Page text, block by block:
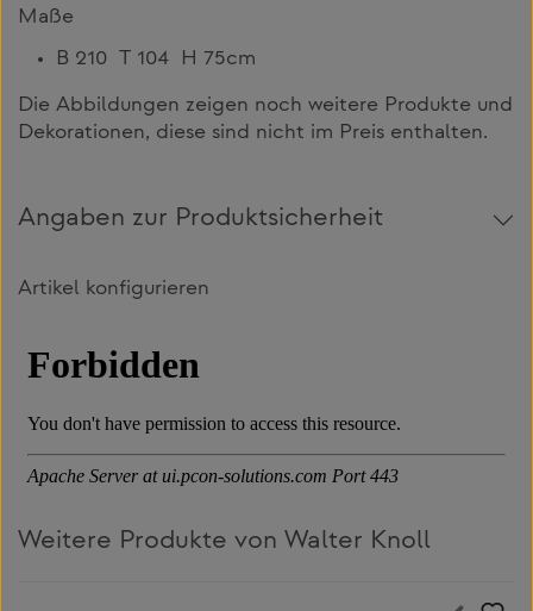
Maße
B 210 T 104 H 75cm
Die Abbildungen zeigen noch weitere Produkte und
Dekorationen, diese sind nicht im Preis enthalten.
Angaben zur Produktsicherheit
Artikel konfigurieren
Weitere Produkte von Walter Knoll